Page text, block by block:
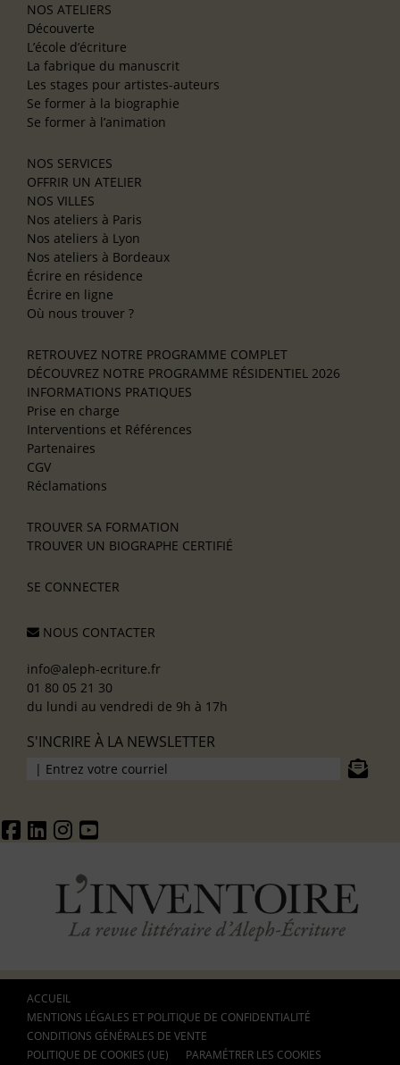
NOS ATELIERS
Découverte
L’école d’écriture
La fabrique du manuscrit
Les stages pour artistes-auteurs
Se former à la biographie
Se former à l’animation
NOS SERVICES
OFFRIR UN ATELIER
NOS VILLES
Nos ateliers à Paris
Nos ateliers à Lyon
Nos ateliers à Bordeaux
Écrire en résidence
Écrire en ligne
Où nous trouver ?
RETROUVEZ NOTRE PROGRAMME COMPLET
DÉCOUVREZ NOTRE PROGRAMME RÉSIDENTIEL 2026
INFORMATIONS PRATIQUES
Prise en charge
Interventions et Références
Partenaires
CGV
Réclamations
TROUVER SA FORMATION
TROUVER UN BIOGRAPHE CERTIFIÉ
SE CONNECTER
NOUS CONTACTER
info@aleph-ecriture.fr
01 80 05 21 30
du lundi au vendredi de 9h à 17h
S'INCRIRE À LA NEWSLETTER
ACCUEIL
MENTIONS LÉGALES ET POLITIQUE DE CONFIDENTIALITÉ
CONDITIONS GÉNÉRALES DE VENTE
POLITIQUE DE COOKIES (UE)
PARAMÉTRER LES COOKIES